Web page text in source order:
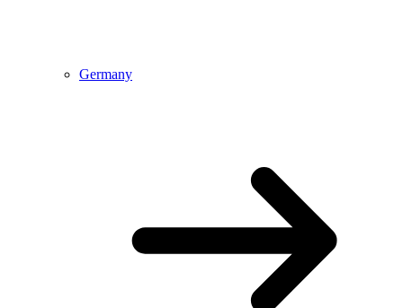
Germany